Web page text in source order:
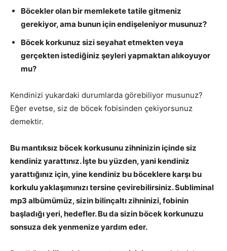
Böcekler olan bir memlekete tatile gitmeniz
gerekiyor, ama bunun için endişeleniyor musunuz?
Böcek korkunuz sizi seyahat etmekten veya
gerçekten istediğiniz şeyleri yapmaktan alıkoyuyor
mu?
Kendinizi yukardaki durumlarda görebiliyor musunuz?
Eğer evetse, siz de böcek fobisinden çekiyorsunuz
demektir.
Bu mantıksız böcek korkusunu zihninizin içinde siz
kendiniz yarattınız. İşte bu yüzden, yani kendiniz
yarattığınız için, yine kendiniz bu böceklere karşı bu
korkulu yaklaşımınızı tersine çevirebilirsiniz.Subliminal
mp3 albümümüz, sizin bilinçaltı zihninizi, fobinin
başladığı yeri, hedefler. Bu da sizin böcek korkunuzu
sonsuza dek yenmenize yardım eder.